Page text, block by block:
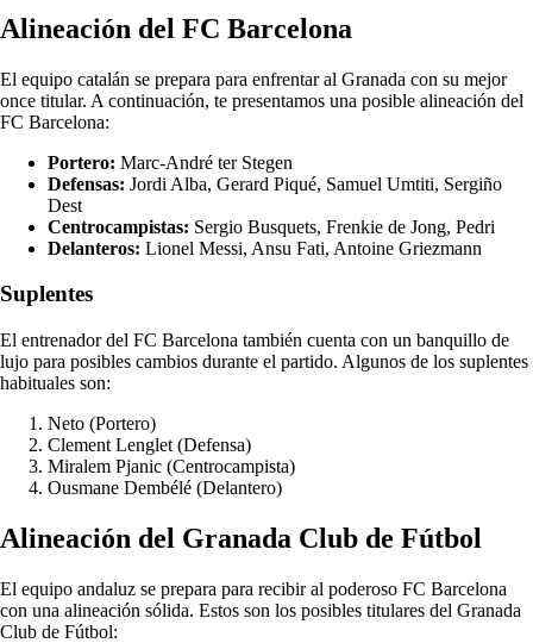
Alineación del FC Barcelona
El equipo catalán se prepara para enfrentar al Granada con su mejor
once titular. A continuación, te presentamos una posible alineación del
FC Barcelona:
Portero: Marc-André ter Stegen
Defensas: Jordi Alba, Gerard Piqué, Samuel Umtiti, Sergiño
Dest
Centrocampistas: Sergio Busquets, Frenkie de Jong, Pedri
Delanteros: Lionel Messi, Ansu Fati, Antoine Griezmann
Suplentes
El entrenador del FC Barcelona también cuenta con un banquillo de
lujo para posibles cambios durante el partido. Algunos de los suplentes
habituales son:
Neto (Portero)
Clement Lenglet (Defensa)
Miralem Pjanic (Centrocampista)
Ousmane Dembélé (Delantero)
Alineación del Granada Club de Fútbol
El equipo andaluz se prepara para recibir al poderoso FC Barcelona
con una alineación sólida. Estos son los posibles titulares del Granada
Club de Fútbol: